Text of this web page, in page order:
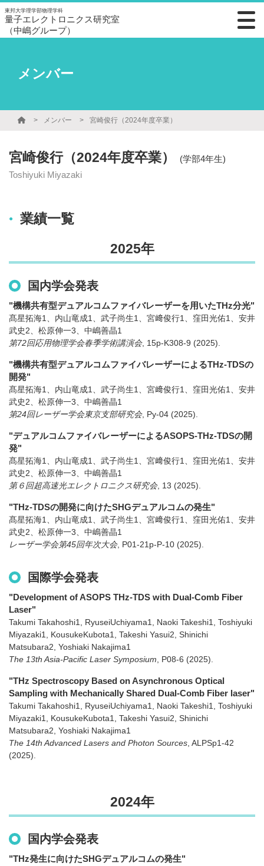
東邦大学理学部物理学科
量子エレクトロニクス研究室
（中嶋グループ）
メンバー
メンバー 宮崎俊行（2024年度卒業）
宮崎俊行（2024年度卒業）
(学部4年生)
Toshiyuki Miyazaki
業績一覧
2025年
国内学会発表
"機構共有型デュアルコムファイバレーザーを用いたTHz分光"
髙星拓海1、内山竜成1、武子尚生1、宮﨑俊行1、窪田光佑1、安井
武史2、松原伸一3、中嶋善晶1
第72回応用物理学会春季学術講演会, 15p-K308-9 (2025)
"機構共有型デュアルコムファイバレーザーによるTHz-TDSの
開発"
髙星拓海1、内山竜成1、武子尚生1、宮﨑俊行1、窪田光佑1、安井
武史2、松原伸一3、中嶋善晶1
第24回レーザー学会東京支部研究会, Py-04 (2025)
"デュアルコムファイバレーザーによるASOPS-THz-TDSの開
発"
髙星拓海1、内山竜成1、武子尚生1、宮﨑俊行1、窪田光佑1、安井
武史2、松原伸一3、中嶋善晶1
第６回超高速光エレクトロニクス研究会, 13 (2025)
"THz-TDSの開発に向けたSHGデュアルコムの発生"
髙星拓海1、内山竜成1、武子尚生1、宮﨑俊行1、窪田光佑1、安井
武史2、松原伸一3、中嶋善晶1
レーザー学会第45回年次大会, P01-21p-P-10 (2025)
国際学会発表
"Development of ASOPS THz-TDS with Dual-Comb Fiber
Laser"
Takumi Takahoshi1, RyuseiUchiyama1, Naoki Takeshi1, Toshiyuki
Miyazaki1, KousukeKubota1, Takeshi Yasui2, Shinichi
Matsubara2, Yoshiaki Nakajima1
The 13th Asia-Pacific Laser Symposium
P08-6 (2025)
"THz Spectroscopy Based on Asynchronous Optical
Sampling with Mechanically Shared Dual-Comb Fiber laser"
Takumi Takahoshi1, RyuseiUchiyama1, Naoki Takeshi1, Toshiyuki
Miyazaki1, KousukeKubota1, Takeshi Yasui2, Shinichi
Matsubara2, Yoshiaki Nakajima1
The 14th Advanced Lasers and Photon Sources ALPSp1-42
(2025)
2024年
国内学会発表
"THz発生に向けたSHGデュアルコムの発生"